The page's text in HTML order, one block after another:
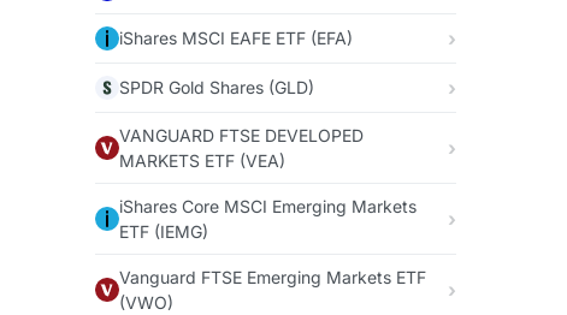
iShares MSCI EAFE ETF (EFA)
SPDR Gold Shares (GLD)
VANGUARD FTSE DEVELOPED
MARKETS ETF (VEA)
iShares Core MSCI Emerging Markets
ETF (IEMG)
Vanguard FTSE Emerging Markets ETF
(VWO)